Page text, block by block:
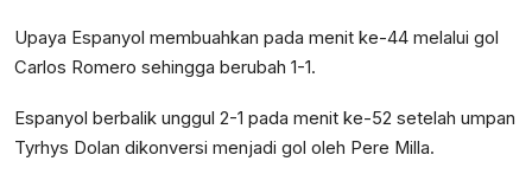
Upaya Espanyol membuahkan pada menit ke-44 melalui gol
Carlos Romero sehingga berubah 1-1.
Espanyol berbalik unggul 2-1 pada menit ke-52 setelah umpan
Tyrhys Dolan dikonversi menjadi gol oleh Pere Milla.